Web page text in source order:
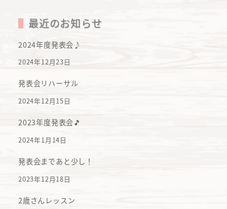
最近のお知らせ
2024年度発表会♪
2024年12月23日
発表会リハーサル
2024年12月15日
2023年度発表会🎵
2024年1月14日
発表会まであと少し！
2023年12月18日
2歳さんレッスン